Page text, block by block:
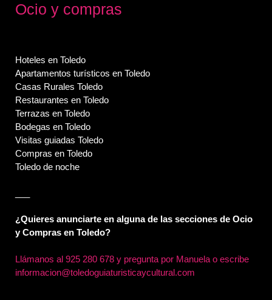
Ocio y compras
Hoteles en Toledo
Apartamentos turísticos en Toledo
Casas Rurales Toledo
Restaurantes en Toledo
Terrazas en Toledo
Bodegas en Toledo
Visitas guiadas Toledo
Compras en Toledo
Toledo de noche
¿Quieres anunciarte en alguna de las secciones de Ocio
y Compras en Toledo?
Llámanos al925 280 678 y pregunta por Manuela o escribe
informacion@toledoguiaturisticaycultural.com